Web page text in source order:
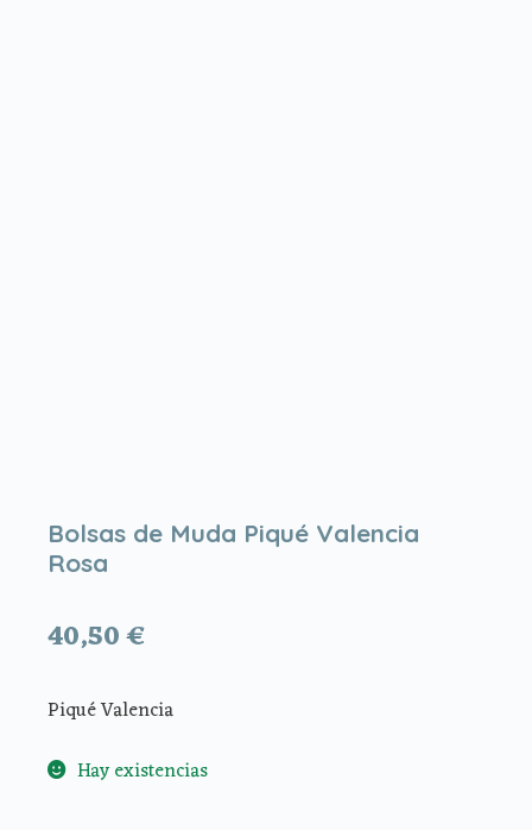
Bolsas de Muda Piqué Valencia
Rosa
40,50€
Piqué Valencia
Hay existencias